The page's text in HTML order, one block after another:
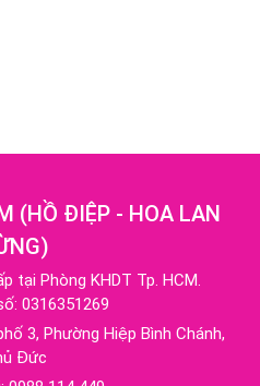
(HỒ ĐIỆP - HOA LAN
)
tại Phòng KHDT Tp. HCM.
0316351269
3, Phường Hiệp Bình Chánh,
Đức